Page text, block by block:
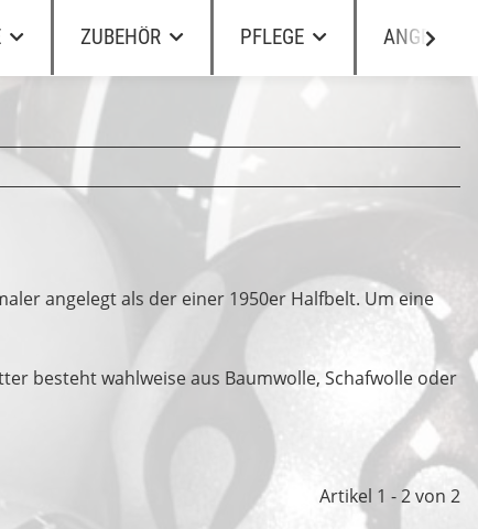
ZUBEHÖR PFLEGE ANGEBOTE
angelegt als der einer 1950er Halfbelt. Um eine
besteht wahlweise aus Baumwolle, Schafwolle oder
Artikel 1 - 2 von 2